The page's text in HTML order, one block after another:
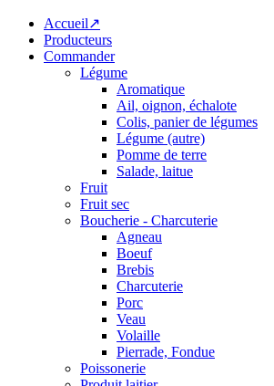
Accueil↗
Producteurs
Commander
Légume
Aromatique
Ail, oignon, échalote
Colis, panier de légumes
Légume (autre)
Pomme de terre
Salade, laitue
Fruit
Fruit sec
Boucherie - Charcuterie
Agneau
Boeuf
Brebis
Charcuterie
Porc
Veau
Volaille
Pierrade, Fondue
Poissonerie